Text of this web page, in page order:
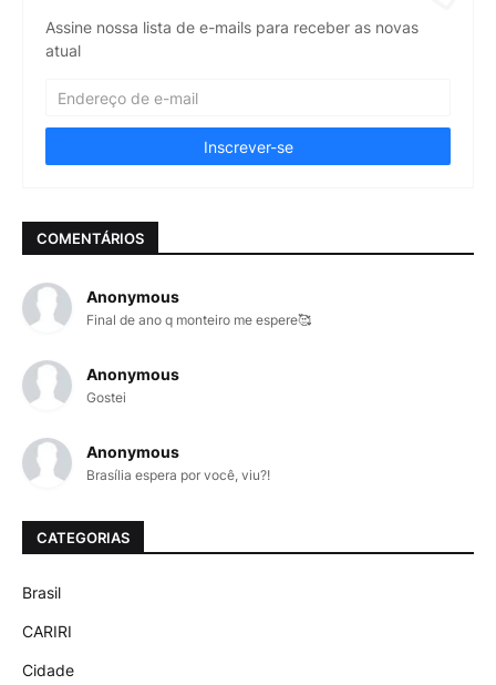
Assine nossa lista de e-mails para receber as novas
atual
COMENTÁRIOS
Anonymous
Final de ano q monteiro me espere🥰
Anonymous
Gostei
Anonymous
Brasília espera por você, viu?!
CATEGORIAS
Brasil
CARIRI
Cidade